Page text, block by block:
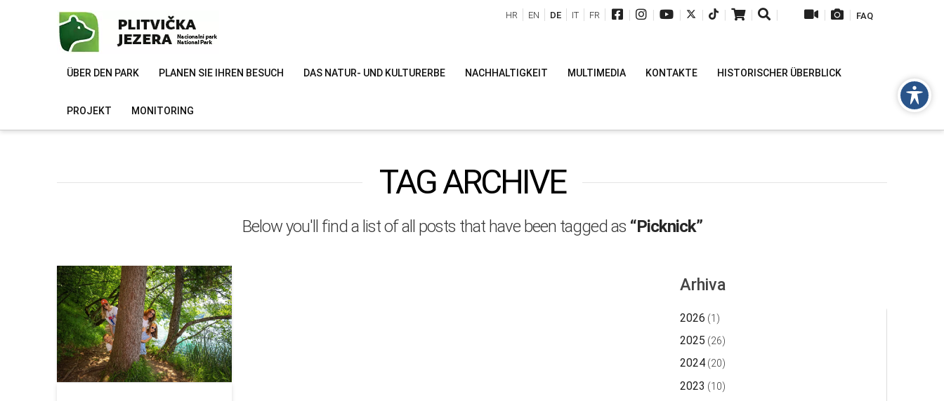
| | | | | | | | | FAQ
HR EN DE IT FR
ÜBER DEN PARK PLANEN SIE IHREN BESUCH DAS NATUR- UND KULTURERBE NACHHALTIGKEIT MULTIMEDIA KONTAKTE HISTORISCHER ÜBERBLICK
PROJEKT MONITORING
TAG ARCHIVE
Below you'll find a list of all posts that have been tagged as “Picknick”
Arhiva
2026 (1)
2025 (26)
2024 (20)
2023 (10)